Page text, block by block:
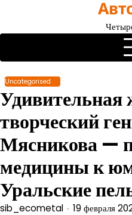
содержимому
Uncategorised
Удивительная
творческий
Мясникова —
медицины к
Уральские
sib_ecometal 19 февраля